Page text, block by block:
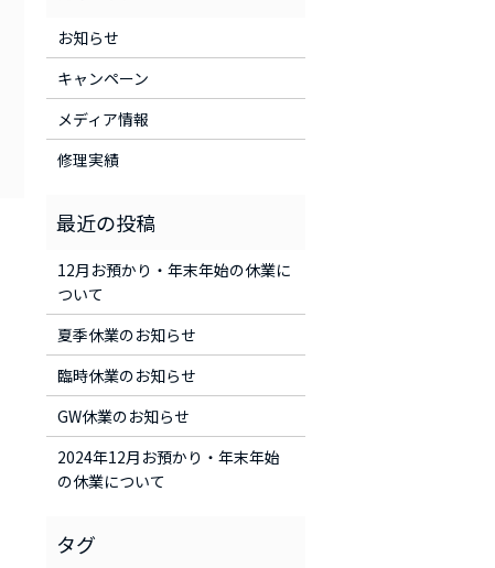
お知らせ
キャンペーン
メディア情報
修理実績
12月お預かり・年末年始の休業に
ついて
夏季休業のお知らせ
臨時休業のお知らせ
GW休業のお知らせ
2024年12月お預かり・年末年始
の休業について